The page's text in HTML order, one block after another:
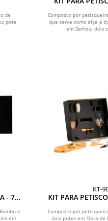
de
pote
Composto por
que serve como alça e
em Bambu; dois
- 7
e
em
KT-
KIT PARA
Composto por
dois potes em Fibra de